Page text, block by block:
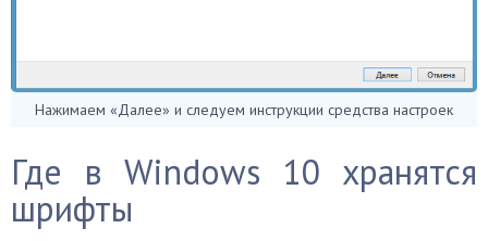
Нажимаем «Далее» и следуем инструкции средства настроек
Где в Windows 10 хранятся
шрифты